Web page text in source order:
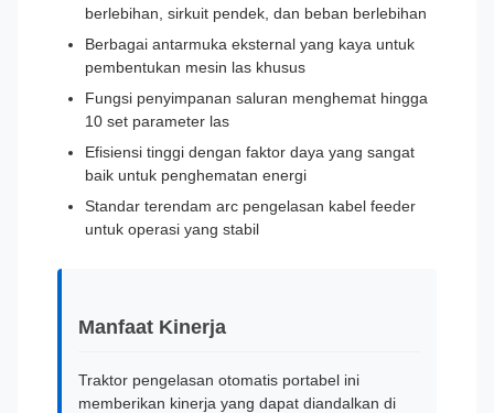
berlebihan, sirkuit pendek, dan beban berlebihan
Berbagai antarmuka eksternal yang kaya untuk
pembentukan mesin las khusus
Fungsi penyimpanan saluran menghemat hingga
10 set parameter las
Efisiensi tinggi dengan faktor daya yang sangat
baik untuk penghematan energi
Standar terendam arc pengelasan kabel feeder
untuk operasi yang stabil
Manfaat Kinerja
Traktor pengelasan otomatis portabel ini
memberikan kinerja yang dapat diandalkan di